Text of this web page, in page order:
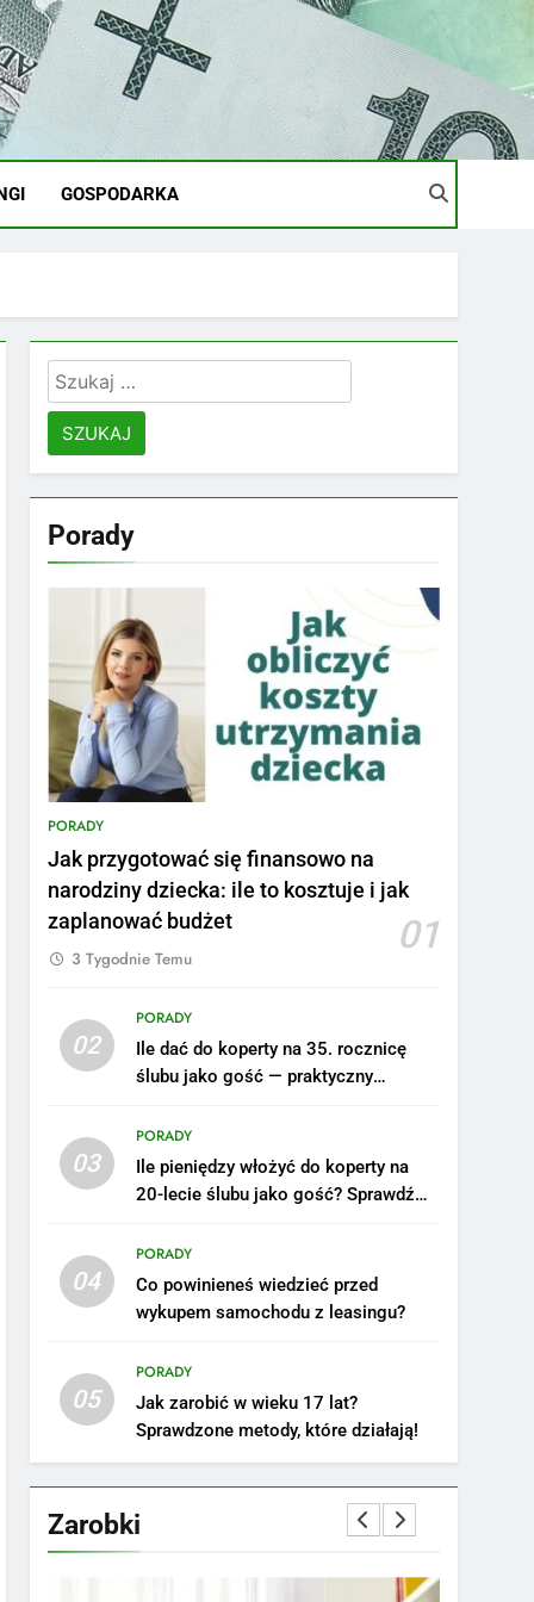
GOSPODARKA
Szukaj:
Porady
PORADY
Jak przygotować się finansowo na
narodziny dziecka: ile to kosztuje i jak
zaplanować budżet
01
3 Tygodnie Temu
02
PORADY
Ile dać do koperty na 35. rocznicę
ślubu jako gość — praktyczny
03
PORADY
Ile pieniędzy włożyć do koperty na
20-lecie ślubu jako gość? Sprawdź
04
PORADY
Co powinieneś wiedzieć przed
wykupem samochodu z leasingu?
05
PORADY
Jak zarobić w wieku 17 lat?
Sprawdzone metody, które działają!
Zarobki
na tym stanowisku
ZAROBKI
szkole: pomysły i